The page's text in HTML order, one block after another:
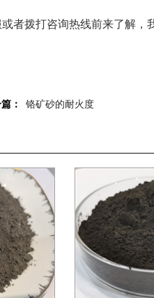
拨打咨询热线前来了解，
： 铬矿砂的耐火度